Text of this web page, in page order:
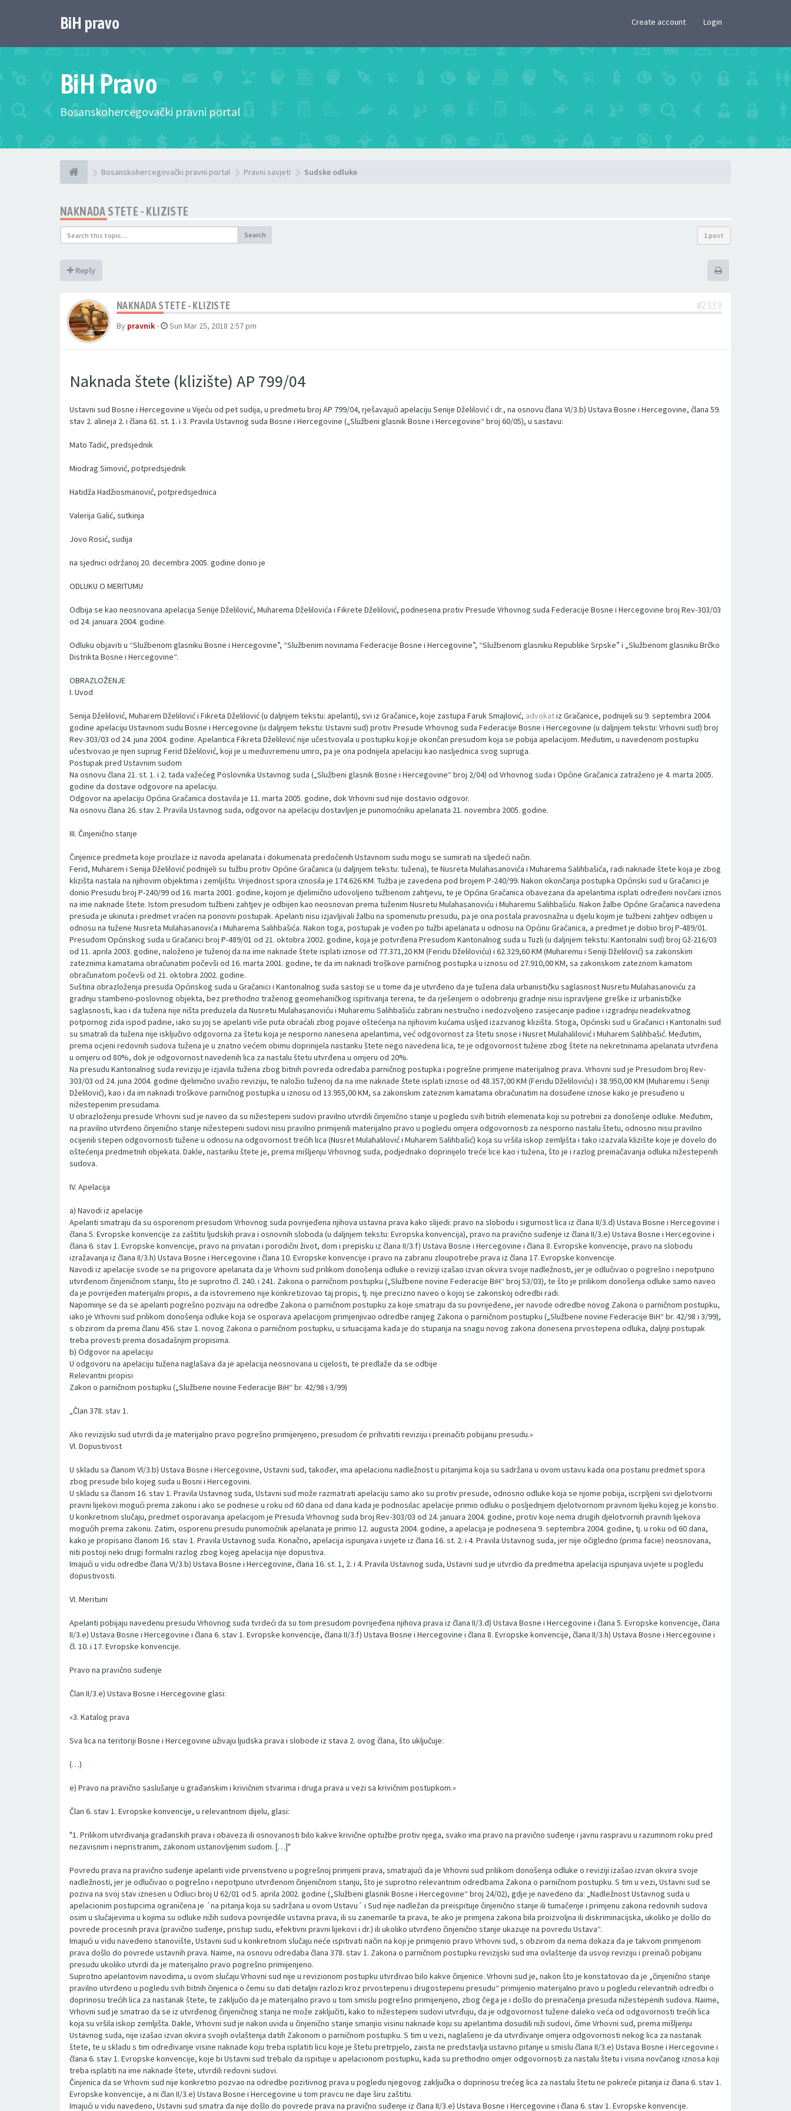
BiH pravo Create account Login
BiH Pravo
Bosanskohercegovački pravni portal
Bosanskohercegovački pravni portal Pravni savjeti Sudske odluke
NAKNADA STETE - KLIZISTE
Search 1 post
Reply
NAKNADA STETE - KLIZISTE #2339
By pravnik- Sun Mar 25, 2018 2:57 pm
Naknada štete (klizište) AP 799/04
Ustavni sud Bosne i Hercegovine u Vijeću od pet sudija, u predmetu broj AP 799/04, rješavajući apelaciju Senije Dželilović i dr., na osnovu člana VI/3.b) Ustava Bosne i Hercegovine, člana 59.
stav 2. alineja 2. i člana 61. st. 1. i 3. Pravila Ustavnog suda Bosne i Hercegovine („Službeni glasnik Bosne i Hercegovine“ broj 60/05), u sastavu:
Mato Tadić, predsjednik
Miodrag Simović, potpredsjednik
Hatidža Hadžiosmanović, potpredsjednica
Valerija Galić, sutkinja
Jovo Rosić, sudija
na sjednici održanoj 20. decembra 2005. godine donio je
ODLUKU O MERITUMU
Odbija se kao neosnovana apelacija Senije Dželilović, Muharema Dželilovića i Fikrete Dželilović, podnesena protiv Presude Vrhovnog suda Federacije Bosne i Hercegovine broj Rev-303/03
od 24. januara 2004. godine.
Odluku objaviti u “Službenom glasniku Bosne i Hercegovine”, “Službenim novinama Federacije Bosne i Hercegovine”, “Službenom glasniku Republike Srpske” i „Službenom glasniku Brčko
Distrikta Bosne i Hercegovine“.
OBRAZLOŽENJE
I. Uvod
Senija Dželilović, Muharem Dželilović i Fikreta Dželilović (u daljnjem tekstu: apelanti), svi iz Gračanice, koje zastupa Faruk Smajlović, advokatiz Gračanice, podnijeli su 9. septembra 2004.
godine apelaciju Ustavnom sudu Bosne i Hercegovine (u daljnjem tekstu: Ustavni sud) protiv Presude Vrhovnog suda Federacije Bosne i Hercegovine (u daljnjem tekstu: Vrhovni sud) broj
Rev-303/03 od 24. juna 2004. godine. Apelantica Fikreta Dželilović nije učestvovala u postupku koji je okončan presudom koja se pobija apelacijom. Međutim, u navedenom postupku
učestvovao je njen suprug Ferid Dželilović, koji je u međuvremenu umro, pa je ona podnijela apelaciju kao nasljednica svog supruga.
Postupak pred Ustavnim sudom
Na osnovu člana 21. st. 1. i 2. tada važećeg Poslovnika Ustavnog suda („Službeni glasnik Bosne i Hercegovine“ broj 2/04) od Vrhovnog suda i Općine Gračanica zatraženo je 4. marta 2005.
godine da dostave odgovore na apelaciju.
Odgovor na apelaciju Općina Gračanica dostavila je 11. marta 2005. godine, dok Vrhovni sud nije dostavio odgovor.
Na osnovu člana 26. stav 2. Pravila Ustavnog suda, odgovor na apelaciju dostavljen je punomoćniku apelanata 21. novembra 2005. godine.
III. Činjenično stanje
Činjenice predmeta koje proizlaze iz navoda apelanata i dokumenata predočenih Ustavnom sudu mogu se sumirati na sljedeći način.
Ferid, Muharem i Senija Dželilović podnijeli su tužbu protiv Općine Gračanica (u daljnjem tekstu: tužena), te Nusreta Mulahasanovića i Muharema Salihbašića, radi naknade štete koja je zbog
klizišta nastala na njihovim objektima i zemljištu. Vrijednost spora iznosila je 174.626 KM. Tužba je zavedena pod brojem P-240/99. Nakon okončanja postupka Općinski sud u Gračanici je
donio Presudu broj P-240/99 od 16. marta 2001. godine, kojom je djelimično udovoljeno tužbenom zahtjevu, te je Općina Gračanica obavezana da apelantima isplati određeni novčani iznos
na ime naknade štete. Istom presudom tužbeni zahtjev je odbijen kao neosnovan prema tuženim Nusretu Mulahasanoviću i Muharemu Salihbašiću. Nakon žalbe Općine Gračanica navedena
presuda je ukinuta i predmet vraćen na ponovni postupak. Apelanti nisu izjavljivali žalbu na spomenutu presudu, pa je ona postala pravosnažna u dijelu kojim je tužbeni zahtjev odbijen u
odnosu na tužene Nusreta Mulahasanovića i Muharema Salihbašića. Nakon toga, postupak je vođen po tužbi apelanata u odnosu na Općinu Gračanica, a predmet je dobio broj P-489/01.
Presudom Općinskog suda u Gračanici broj P-489/01 od 21. oktobra 2002. godine, koja je potvrđena Presudom Kantonalnog suda u Tuzli (u daljnjem tekstu: Kantonalni sud) broj Gž-216/03
od 11. aprila 2003. godine, naloženo je tuženoj da na ime naknade štete isplati iznose od 77.371,20 KM (Feridu Dželiloviću) i 62.329,60 KM (Muharemu i Seniji Dželilović) sa zakonskim
zateznima kamatama obračunatim počevši od 16. marta 2001. godine, te da im naknadi troškove parničnog postupka u iznosu od 27.910,00 KM, sa zakonskom zateznom kamatom
obračunatom počevši od 21. oktobra 2002. godine.
Suština obrazloženja presuda Općinskog suda u Gračanici i Kantonalnog suda sastoji se u tome da je utvrđeno da je tužena dala urbanističku saglasnost Nusretu Mulahasanoviću za
gradnju stambeno-poslovnog objekta, bez prethodno traženog geomehaničkog ispitivanja terena, te da rješenjem o odobrenju gradnje nisu ispravljene greške iz urbanističke
saglasnosti, kao i da tužena nije ništa preduzela da Nusretu Mulahasanoviću i Muharemu Salihbašiću zabrani nestručno i nedozvoljeno zasijecanje padine i izgradnju neadekvatnog
potpornog zida ispod padine, iako su joj se apelanti više puta obraćali zbog pojave oštećenja na njihovim kućama usljed izazvanog klizišta. Stoga, Općinski sud u Gračanici i Kantonalni sud
su smatrali da tužena nije isključivo odgovorna za štetu koja je nesporno nanesena apelantima, već odgovornost za štetu snose i Nusret Mulahalilović i Muharem Salihbašić. Međutim,
prema ocjeni redovnih sudova tužena je u znatno većem obimu doprinijela nastanku štete nego navedena lica, te je odgovornost tužene zbog štete na nekretninama apelanata utvrđena
u omjeru od 80%, dok je odgovornost navedenih lica za nastalu štetu utvrđena u omjeru od 20%.
Na presudu Kantonalnog suda reviziju je izjavila tužena zbog bitnih povreda odredaba parničnog postupka i pogrešne primjene materijalnog prava. Vrhovni sud je Presudom broj Rev-
303/03 od 24. juna 2004. godine djelimično uvažio reviziju, te naložio tuženoj da na ime naknade štete isplati iznose od 48.357,00 KM (Feridu Dželiloviću) i 38.950,00 KM (Muharemu i Seniji
Dželilović), kao i da im naknadi troškove parničnog postupka u iznosu od 13.955,00 KM, sa zakonskim zateznim kamatama obračunatim na dosuđene iznose kako je presuđeno u
nižestepenim presudama.
U obrazloženju presude Vrhovni sud je naveo da su nižestepeni sudovi pravilno utvrdili činjenično stanje u pogledu svih bitnih elemenata koji su potrebni za donošenje odluke. Međutim,
na pravilno utvrđeno činjenično stanje nižestepeni sudovi nisu pravilno primijenili materijalno pravo u pogledu omjera odgovornosti za nesporno nastalu štetu, odnosno nisu pravilno
ocijenili stepen odgovornosti tužene u odnosu na odgovornost trećih lica (Nusret Mulahalilović i Muharem Salihbašić) koja su vršila iskop zemljišta i tako izazvala klizište koje je dovelo do
oštećenja predmetnih objekata. Dakle, nastanku štete je, prema mišljenju Vrhovnog suda, podjednako doprinijelo treće lice kao i tužena, što je i razlog preinačavanja odluka nižestepenih
sudova.
IV. Apelacija
a) Navodi iz apelacije
Apelanti smatraju da su osporenom presudom Vrhovnog suda povrijeđena njihova ustavna prava kako slijedi: pravo na slobodu i sigurnost lica iz člana II/3.d) Ustava Bosne i Hercegovine i
člana 5. Evropske konvencije za zaštitu ljudskih prava i osnovnih sloboda (u daljnjem tekstu: Evropska konvencija), pravo na pravično suđenje iz člana II/3.e) Ustava Bosne i Hercegovine i
člana 6. stav 1. Evropske konvencije, pravo na privatan i porodični život, dom i prepisku iz člana II/3.f) Ustava Bosne i Hercegovine i člana 8. Evropske konvencije, pravo na slobodu
izražavanja iz člana II/3.h) Ustava Bosne i Hercegovine i člana 10. Evropske konvencije i pravo na zabranu zloupotrebe prava iz člana 17. Evropske konvencije.
Navodi iz apelacije svode se na prigovore apelanata da je Vrhovni sud prilikom donošenja odluke o reviziji izašao izvan okvira svoje nadležnosti, jer je odlučivao o pogrešno i nepotpuno
utvrđenom činjeničnom stanju, što je suprotno čl. 240. i 241. Zakona o parničnom postupku („Službene novine Federacije BiH“ broj 53/03), te što je prilikom donošenja odluke samo naveo
da je povrijeđen materijalni propis, a da istovremeno nije konkretizovao taj propis, tj. nije precizno naveo o kojoj se zakonskoj odredbi radi.
Napominje se da se apelanti pogrešno pozivaju na odredbe Zakona o parničnom postupku za koje smatraju da su povrijeđene, jer navode odredbe novog Zakona o parničnom postupku,
iako je Vrhovni sud prilikom donošenja odluke koja se osporava apelacijom primjenjivao odredbe ranijeg Zakona o parničnom postupku („Službene novine Federacije BiH“ br. 42/98 i 3/99),
s obzirom da prema članu 456. stav 1. novog Zakona o parničnom postupku, u situacijama kada je do stupanja na snagu novog zakona donesena prvostepena odluka, daljnji postupak
treba provesti prema dosadašnjim propisima.
b) Odgovor na apelaciju
U odgovoru na apelaciju tužena naglašava da je apelacija neosnovana u cijelosti, te predlaže da se odbije
Relevantni propisi
Zakon o parničnom postupku („Službene novine Federacije BiH“ br. 42/98 i 3/99)
„Član 378. stav 1.
Ako revizijski sud utvrdi da je materijalno pravo pogrešno primijenjeno, presudom će prihvatiti reviziju i preinačiti pobijanu presudu.»
VI. Dopustivost
U skladu sa članom VI/3.b) Ustava Bosne i Hercegovine, Ustavni sud, također, ima apelacionu nadležnost u pitanjima koja su sadržana u ovom ustavu kada ona postanu predmet spora
zbog presude bilo kojeg suda u Bosni i Hercegovini.
U skladu sa članom 16. stav 1. Pravila Ustavnog suda, Ustavni sud može razmatrati apelaciju samo ako su protiv presude, odnosno odluke koja se njome pobija, iscrpljeni svi djelotvorni
pravni lijekovi mogući prema zakonu i ako se podnese u roku od 60 dana od dana kada je podnosilac apelacije primio odluku o posljednjem djelotvornom pravnom lijeku kojeg je koristio.
U konkretnom slučaju, predmet osporavanja apelacijom je Presuda Vrhovnog suda broj Rev-303/03 od 24. januara 2004. godine, protiv koje nema drugih djelotvornih pravnih lijekova
mogućih prema zakonu. Zatim, osporenu presudu punomoćnik apelanata je primio 12. augusta 2004. godine, a apelacija je podnesena 9. septembra 2004. godine, tj. u roku od 60 dana,
kako je propisano članom 16. stav 1. Pravila Ustavnog suda. Konačno, apelacija ispunjava i uvjete iz člana 16. st. 2. i 4. Pravila Ustavnog suda, jer nije očigledno (prima facie) neosnovana,
niti postoji neki drugi formalni razlog zbog kojeg apelacija nije dopustiva.
Imajući u vidu odredbe člana VI/3.b) Ustava Bosne i Hercegovine, člana 16. st. 1, 2. i 4. Pravila Ustavnog suda, Ustavni sud je utvrdio da predmetna apelacija ispunjava uvjete u pogledu
dopustivosti.
VI. Meritum
Apelanti pobijaju navedenu presudu Vrhovnog suda tvrdeći da su tom presudom povrijeđena njihova prava iz člana II/3.d) Ustava Bosne i Hercegovine i člana 5. Evropske konvencije, člana
II/3.e) Ustava Bosne i Hercegovine i člana 6. stav 1. Evropske konvencije, člana II/3.f) Ustava Bosne i Hercegovine i člana 8. Evropske konvencije, člana II/3.h) Ustava Bosne i Hercegovine i
čl. 10. i 17. Evropske konvencije.
Pravo na pravično suđenje
Član II/3.e) Ustava Bosne i Hercegovine glasi:
«3. Katalog prava
Sva lica na teritoriji Bosne i Hercegovine uživaju ljudska prava i slobode iz stava 2. ovog člana, što uključuje:
(…)
e) Pravo na pravično saslušanje u građanskim i krivičnim stvarima i druga prava u vezi sa krivičnim postupkom.»
Član 6. stav 1. Evropske konvencije, u relevantnom dijelu, glasi:
"1. Prilikom utvrđivanja građanskih prava i obaveza ili osnovanosti bilo kakve krivične optužbe protiv njega, svako ima pravo na pravično suđenje i javnu raspravu u razumnom roku pred
nezavisnim i nepristranim, zakonom ustanovljenim sudom. […]"
Povredu prava na pravično suđenje apelanti vide prvenstveno u pogrešnoj primjeni prava, smatrajući da je Vrhovni sud prilikom donošenja odluke o reviziji izašao izvan okvira svoje
nadležnosti, jer je odlučivao o pogrešno i nepotpuno utvrđenom činjeničnom stanju, što je suprotno relevantnim odredbama Zakona o parničnom postupku. S tim u vezi, Ustavni sud se
poziva na svoj stav iznesen u Odluci broj U 62/01 od 5. aprila 2002. godine („Službeni glasnik Bosne i Hercegovine“ broj 24/02), gdje je navedeno da: „Nadležnost Ustavnog suda u
apelacionim postupcima ograničena je ´na pitanja koja su sadržana u ovom Ustavu´ i Sud nije nadležan da preispituje činjenično stanje ili tumačenje i primjenu zakona redovnih sudova
osim u slučajevima u kojima su odluke nižih sudova povrijedile ustavna prava, ili su zanemarile ta prava, te ako je primjena zakona bila proizvoljna ili diskriminacijska, ukoliko je došlo do
povrede procesnih prava (pravično suđenje, pristup sudu, efektivni pravni lijekovi i dr.) ili ukoliko utvrđeno činjenično stanje ukazuje na povredu Ustava“.
Imajući u vidu navedeno stanovište, Ustavni sud u konkretnom slučaju neće ispitivati način na koji je primijenio pravo Vrhovni sud, s obzirom da nema dokaza da je takvom primjenom
prava došlo do povrede ustavnih prava. Naime, na osnovu odredaba člana 378. stav 1. Zakona o parničnom postupku revizijski sud ima ovlaštenje da usvoji reviziju i preinači pobijanu
presudu ukoliko utvrdi da je materijalno pravo pogrešno primijenjeno.
Suprotno apelantovim navodima, u ovom slučaju Vrhovni sud nije u revizionom postupku utvrđivao bilo kakve činjenice. Vrhovni sud je, nakon što je konstatovao da je „činjenično stanje
pravilno utvrđeno u pogledu svih bitnih činjenica o čemu su dati detaljni razlozi kroz prvostepenu i drugostepenu presudu“ primijenio materijalno pravo u pogledu relevantnih odredbi o
doprinosu trećih lica za nastanak štete, te zaključio da je materijalno pravo u tom smislu pogrešno primijenjeno, zbog čega je i došlo do preinačenja presuda nižestepenih sudova. Naime,
Vrhovni sud je smatrao da se iz utvrđenog činjeničnog stanja ne može zaključiti, kako to nižestepeni sudovi utvrđuju, da je odgovornost tužene daleko veća od odgovornosti trećih lica
koja su vršila iskop zemljišta. Dakle, Vrhovni sud je nakon uvida u činjenično stanje smanjio visinu naknade koju su apelantima dosudili niži sudovi, čime Vrhovni sud, prema mišljenju
Ustavnog suda, nije izašao izvan okvira svojih ovlaštenja datih Zakonom o parničnom postupku. S tim u vezi, naglašeno je da utvrđivanje omjera odgovornosti nekog lica za nastanak
štete, te u skladu s tim određivanje visine naknade koju treba isplatiti licu koje je štetu pretrpjelo, zaista ne predstavlja ustavno pitanje u smislu člana II/3.e) Ustava Bosne i Hercegovine i
člana 6. stav 1. Evropske konvencije, koje bi Ustavni sud trebalo da ispituje u apelacionom postupku, kada su prethodno omjer odgovornosti za nastalu štetu i visina novčanog iznosa koji
treba isplatiti na ime naknade štete, utvrdili redovni sudovi.
Činjenica da se Vrhovni sud nije konkretno pozvao na odredbe pozitivnog prava u pogledu njegovog zaključka o doprinosu trećeg lica za nastalu štetu ne pokreće pitanja iz člana 6. stav 1.
Evropske konvencije, a ni član II/3.e) Ustava Bosne i Hercegovine u tom pravcu ne daje širu zaštitu.
Imajući u vidu navedeno, Ustavni sud smatra da nije došlo do povrede prava na pravično suđenje iz člana II/3.e) Ustava Bosne i Hercegovine i člana 6. stav 1. Evropske konvencije.